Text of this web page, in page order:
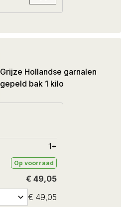
Grijze Hollandse garnalen
gepeld bak 1 kilo
1+
Op voorraad
€ 49,05
€ 49,05